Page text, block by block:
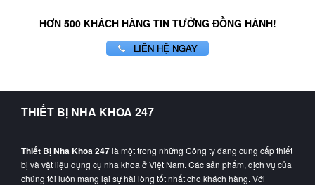
HƠN 500 KHÁCH HÀNG TIN TƯỞNG ĐỒNG HÀNH!
LIÊN HỆ NGAY
THIẾT BỊ NHA KHOA 247
Thiết Bị Nha Khoa 247là một trong những Công ty đang cung cấp thiết
bị và vật liệu dụng cụ nha khoa ở Việt Nam. Các sản phẩm, dịch vụ của
chúng tôi luôn mang lại sự hài lòng tốt nhất cho khách hàng. Với